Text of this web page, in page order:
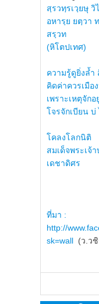
สฺรวทฺรเวฺยษุ
อหารฺย ยตฺวา
สรฺวท
(หิโตปเทศ)
ความรู้ดูยิ่งล้ำ
คิดค่าควรเมือ
เพราะเหตุจัก
โจรจักเบียน บ่
โคลงโลกนิติ
สมเด็จพระเจ้
เดชาดิศร
ที่มา :
http://
sk=wall(ว.วชิ